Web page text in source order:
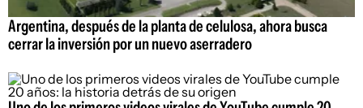
Argentina, después de la planta de celulosa, ahora busca
cerrar la inversión por un nuevo aserradero